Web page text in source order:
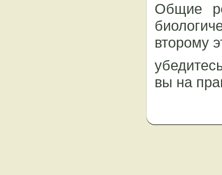
Общие
второму
вы на